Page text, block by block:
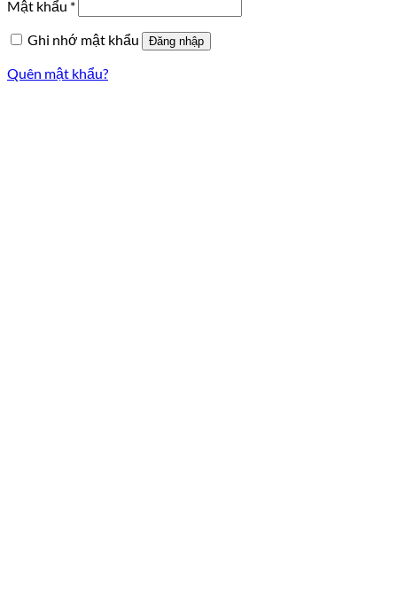
Mật khẩu *Bắt
buộc
Ghi nhớ mật khẩu
Đăng nhập
Quên mật khẩu?